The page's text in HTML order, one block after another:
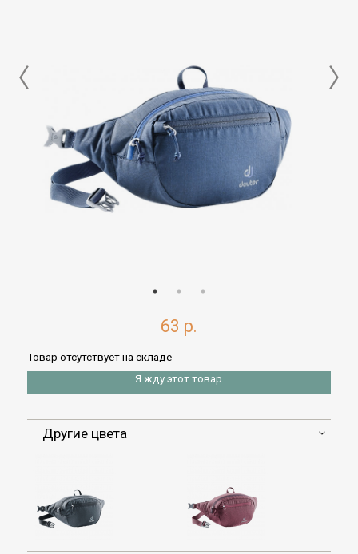
63 р.
Товар отсутствует на складе
Я жду этот товар
Другие цвета